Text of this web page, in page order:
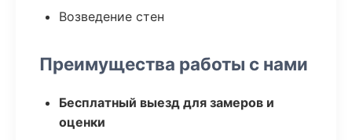
Возведение стен
Преимущества работы с нами
Бесплатный выезд для замеров и
оценки